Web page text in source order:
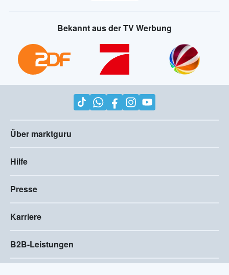
Bekannt aus der TV Werbung
Über marktguru
Hilfe
Presse
Karriere
B2B-Leistungen